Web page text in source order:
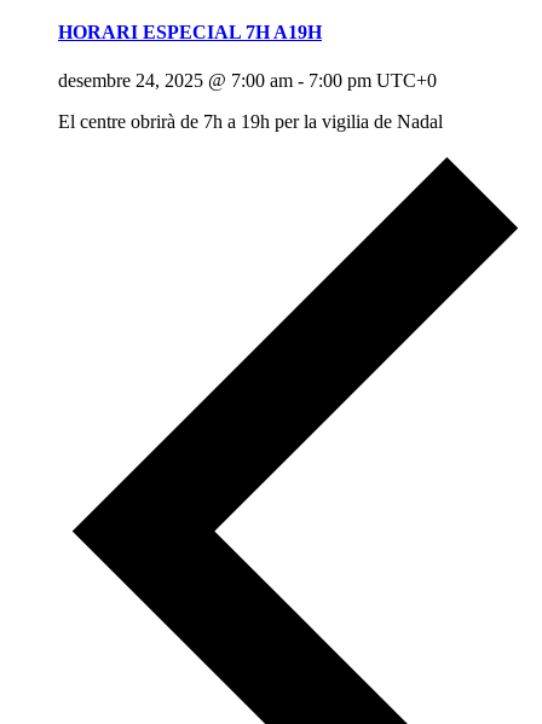
HORARI ESPECIAL 7H A19H
desembre 24, 2025 @ 7:00 am - 7:00 pm UTC+0
El centre obrirà de 7h a 19h per la vigilia de Nadal